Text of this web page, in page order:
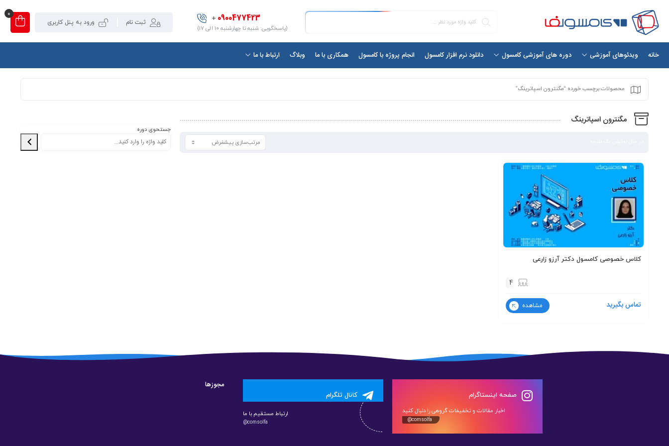
0900477423
+
(پاسخگویی: شنبه تا چهارشنبه ۱۰ الی ۱۷)
ثبت نام ورود به پنل کاربری
0
خانه ویدئوهای آموزشی دوره های آموزشی کامسول دانلود نرم افزار کامسول انجام پروژه با کامسول همکاری با ما وبلاگ ارتباط با ما
محصولات برچسب خورده “مگنترون اسپاترینگ”
مگنترون اسپاترینگ
کلاس خصوصی کامسول دکتر آرزو زارعی
4
تماس بگیرید مشاهده
جستحوی دوره
صفحه اینستاگرام
اخبار مقالات و تخفیفات گروهی را دنبال کنید
@comsolfa
کانال تلگرام
ارتباط مستقیم با ما
@comsolfa
مجوزها